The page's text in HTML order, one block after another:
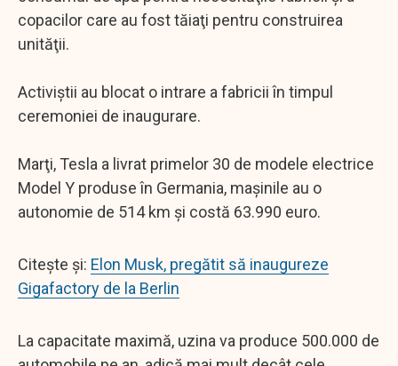
copacilor care au fost tăiaţi pentru construirea
unităţii.
Activiştii au blocat o intrare a fabricii în timpul
ceremoniei de inaugurare.
Marţi, Tesla a livrat primelor 30 de modele electrice
Model Y produse în Germania, maşinile au o
autonomie de 514 km şi costă 63.990 euro.
Citește și: Elon Musk, pregătit să inaugureze
Gigafactory de la Berlin
La capacitate maximă, uzina va produce 500.000 de